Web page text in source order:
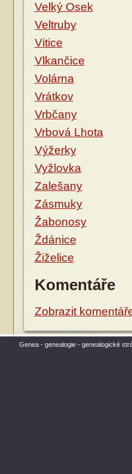
Velký Osek
Veltruby
Vitice
Vlkančice
Volárna
Vrátkov
Vrbčany
Vrbová Lhota
Výžerky
Vyžlovka
Zalešany
Zásmuky
Žabonosy
Ždánice
Žiželice
Komentáře
Zobrazit
Genea - genealogie - genealogické